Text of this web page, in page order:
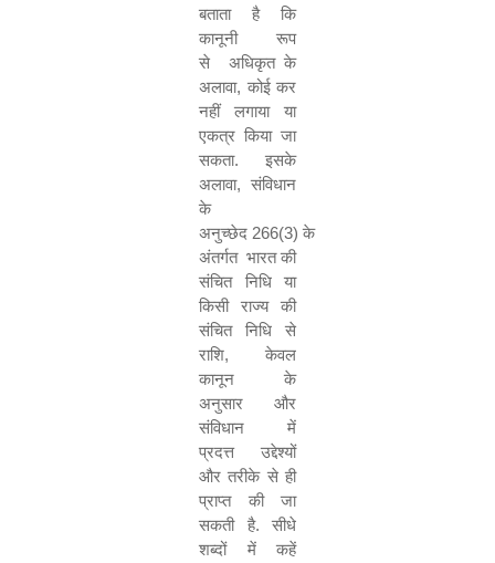
बताता है कि
कानूनी रूप
से अधिकृत के
अलावा, कोई कर
नहीं लगाया या
एकत्र किया जा
सकता. इसके
अलावा, संविधान
के
अनुच्छेद 266(3) के
अंतर्गत भारत की
संचित निधि या
किसी राज्य की
संचित निधि से
राशि, केवल
कानून के
अनुसार और
संविधान में
प्रदत्त उद्देश्यों
और तरीके से ही
प्राप्त की जा
सकती है. सीधे
शब्दों में कहें